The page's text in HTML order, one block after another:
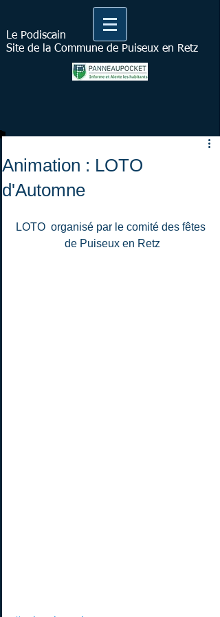
Le Podiscain
Site de la Commune de Puiseux en Retz
Animation : LOTO
d'Automne
LOTO  organisé par le comité des fêtes
de Puiseux en Retz